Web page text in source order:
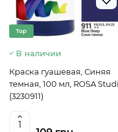
Top
В наличии
Краска гуашевая, Синяя
темная, 100 мл, ROSA
(3230911)